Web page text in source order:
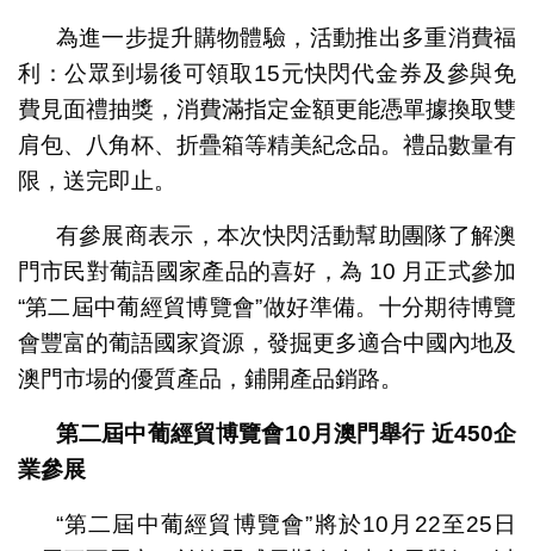
為進一步提升購物體驗，活動推出多重消費福
利：公眾到場後可領取15元快閃代金券及參與免
費見面禮抽獎，消費滿指定金額更能憑單據換取雙
肩包、八角杯、折疊箱等精美紀念品。禮品數量有
限，送完即止。
有參展商表示，本次快閃活動幫助團隊了解澳
門市民對葡語國家產品的喜好，為 10 月正式參加
“第二屆中葡經貿博覽會”做好準備。十分期待博覽
會豐富的葡語國家資源，發掘更多適合中國內地及
澳門市場的優質產品，鋪開產品銷路。
第二屆中葡經貿博覽會10月澳門舉行近450企
業參展
“第二屆中葡經貿博覽會”將於10月22至25日